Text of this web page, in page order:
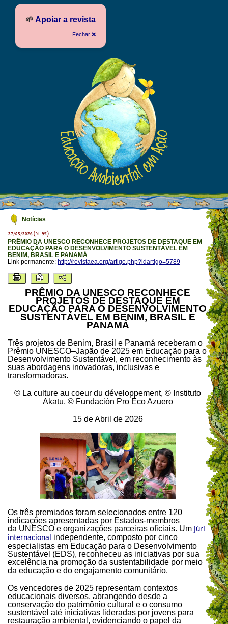
🌱 Apoiar a revista
Fechar ❌
Notícias
27/05/2026 (Nº 95)
PRÊMIO DA UNESCO RECONHECE PROJETOS DE DESTAQUE EM
EDUCAÇÃO PARA O DESENVOLVIMENTO SUSTENTÁVEL EM
BENIM, BRASIL E PANAMÁ
Link permanente: http://revistaea.org/artigo.php?idartigo=5789
PRÊMIO DA UNESCO RECONHECE
PROJETOS DE DESTAQUE EM
EDUCAÇÃO PARA O DESENVOLVIMENTO
SUSTENTÁVEL EM BENIM, BRASIL E
PANAMÁ
Três projetos de Benim, Brasil e Panamá receberam o
Prêmio UNESCO–Japão de 2025 em Educação para o
Desenvolvimento Sustentável, em reconhecimento às
suas abordagens inovadoras, inclusivas e
transformadoras.
© La culture au coeur du développement, © Instituto
Akatu, © Fundación Pro Eco Azuero
15 de Abril de 2026
Os três premiados foram selecionados entre 120
indicações apresentadas por Estados-membros
da UNESCO e organizações parceiras oficiais. Um júri
internacional
independente, composto por cinco
especialistas em Educação para o Desenvolvimento
Sustentável (EDS), reconheceu as iniciativas por sua
excelência na promoção da sustentabilidade por meio
da educação e do engajamento comunitário.
Os vencedores de 2025 representam contextos
educacionais diversos, abrangendo desde a
conservação do patrimônio cultural e o consumo
sustentável até iniciativas lideradas por jovens para
restauração ambiental, evidenciando o papel da